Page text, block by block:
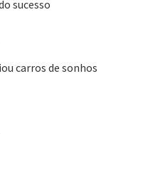
sucesso
carros de sonhos